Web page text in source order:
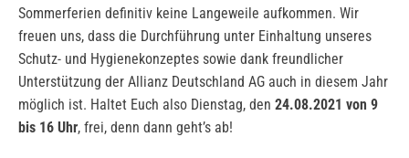
Sommerferien definitiv keine Langeweile aufkommen. Wir
freuen uns, dass die Durchführung unter Einhaltung unseres
Schutz- und Hygienekonzeptes sowie dank freundlicher
Unterstützung der Allianz Deutschland AG auch in diesem Jahr
möglich ist. Haltet Euch also Dienstag, den 24.08.2021 von 9
bis 16 Uhr, frei, denn dann geht’s ab!